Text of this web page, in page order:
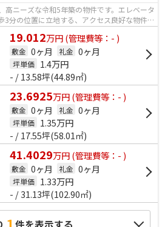
高ニーズな令和5年築の物件です。エレベータ
3分の位置に立地する、アクセス良好な物件で
での...
19.012万円(管理費等：- )
敷金 0ヶ月 礼金 0ヶ月
坪単価 1.4万円
- / 13.58坪(44.89㎡)
23.6925万円(管理費等：- )
敷金 0ヶ月 礼金 0ヶ月
坪単価 1.35万円
- / 17.55坪(58.01㎡)
41.4029万円(管理費等：- )
敷金 0ヶ月 礼金 0ヶ月
坪単価 1.33万円
- / 31.13坪(102.90㎡)
1件を表示する